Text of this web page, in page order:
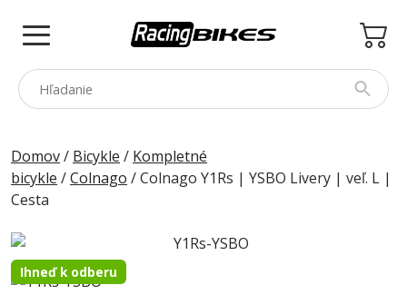
PINARELLO
BOTTECCHIA
PRINCETON
Domov/ Bicykle / Kompletné
bicykle /Colnago / Colnago Y1Rs | YSBO Livery | veľ. L |
Cesta
Ihneď k odberu